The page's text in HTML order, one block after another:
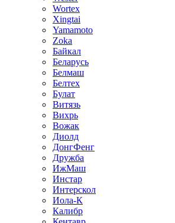
Wortex
Xingtai
Yamamoto
Zoka
Байкал
Беларусь
Белмаш
Белтех
Булат
Витязь
Вихрь
Вожак
Диолд
ДонгФенг
Дружба
ИжМаш
Инстар
Интерскол
Иола-К
Калибр